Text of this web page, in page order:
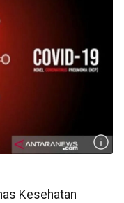
Kesehatan